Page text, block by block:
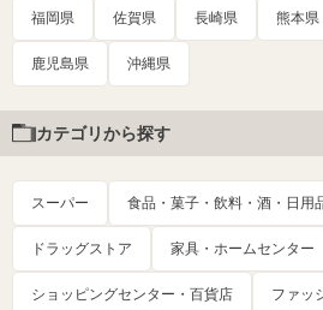
福岡県 佐賀県 長崎県 熊本県
鹿児島県 沖縄県
カテゴリから探す
スーパー 食品・菓子・飲料・酒・日用
ドラッグストア 家具・ホームセンター
ショッピングセンター・百貨店 ファッ